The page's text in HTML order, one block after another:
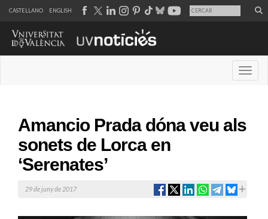
CASTELLANO ENGLISH
Amancio Prada dóna veu als
sonets de Lorca en
‘Serenates’
29 de juny de 2017